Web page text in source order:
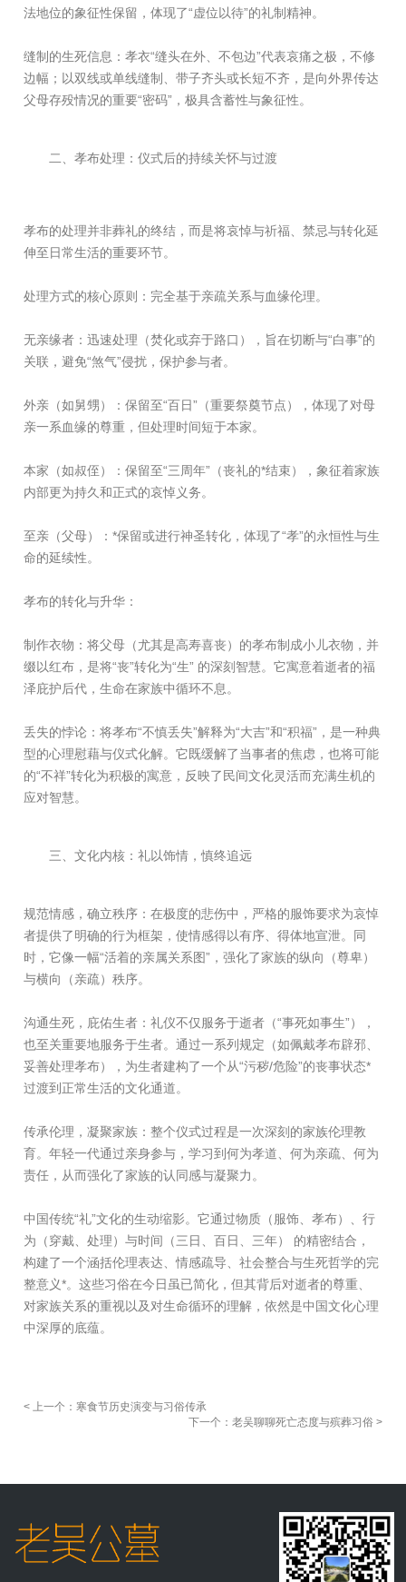
法地位的象征性保留，体现了“虚位以待”的礼制精神。
缝制的生死信息：孝衣“缝头在外、不包边”代表哀痛之极，不修
边幅；以双线或单线缝制、带子齐头或长短不齐，是向外界传达
父母存殁情况的重要“密码”，极具含蓄性与象征性。
二、孝布处理：仪式后的持续关怀与过渡
孝布的处理并非葬礼的终结，而是将哀悼与祈福、禁忌与转化延
伸至日常生活的重要环节。
处理方式的核心原则：完全基于亲疏关系与血缘伦理。
无亲缘者：迅速处理（焚化或弃于路口），旨在切断与“白事”的
关联，避免“煞气”侵扰，保护参与者。
外亲（如舅甥）：保留至“百日”（重要祭奠节点），体现了对母
亲一系血缘的尊重，但处理时间短于本家。
本家（如叔侄）：保留至“三周年”（丧礼的*结束），象征着家族
内部更为持久和正式的哀悼义务。
至亲（父母）：*保留或进行神圣转化，体现了“孝”的永恒性与生
命的延续性。
孝布的转化与升华：
制作衣物：将父母（尤其是高寿喜丧）的孝布制成小儿衣物，并
缀以红布，是将“丧”转化为“生” 的深刻智慧。它寓意着逝者的福
泽庇护后代，生命在家族中循环不息。
丢失的悖论：将孝布“不慎丢失”解释为“大吉”和“积福”，是一种典
型的心理慰藉与仪式化解。它既缓解了当事者的焦虑，也将可能
的“不祥”转化为积极的寓意，反映了民间文化灵活而充满生机的
应对智慧。
三、文化内核：礼以饰情，慎终追远
规范情感，确立秩序：在极度的悲伤中，严格的服饰要求为哀悼
者提供了明确的行为框架，使情感得以有序、得体地宣泄。同
时，它像一幅“活着的亲属关系图”，强化了家族的纵向（尊卑）
与横向（亲疏）秩序。
沟通生死，庇佑生者：礼仪不仅服务于逝者（“事死如事生”），
也至关重要地服务于生者。通过一系列规定（如佩戴孝布辟邪、
妥善处理孝布），为生者建构了一个从“污秽/危险”的丧事状态*
过渡到正常生活的文化通道。
传承伦理，凝聚家族：整个仪式过程是一次深刻的家族伦理教
育。年轻一代通过亲身参与，学习到何为孝道、何为亲疏、何为
责任，从而强化了家族的认同感与凝聚力。
中国传统“礼”文化的生动缩影。它通过物质（服饰、孝布）、行
为（穿戴、处理）与时间（三日、百日、三年） 的精密结合，
构建了一个涵括伦理表达、情感疏导、社会整合与生死哲学的完
整意义*。这些习俗在今日虽已简化，但其背后对逝者的尊重、
对家族关系的重视以及对生命循环的理解，依然是中国文化心理
中深厚的底蕴。
< 上一个：寒食节历史演变与习俗传承
下一个：老吴聊聊死亡态度与殡葬习俗 >